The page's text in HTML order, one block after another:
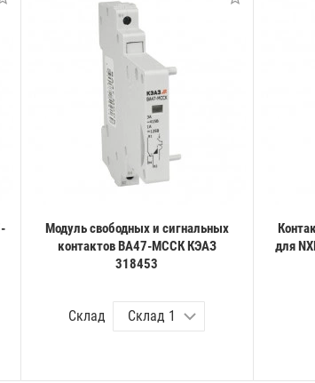
Модуль свободных и сигнальных
контактов ВА47-МССК КЭАЗ
318453
Склад
для